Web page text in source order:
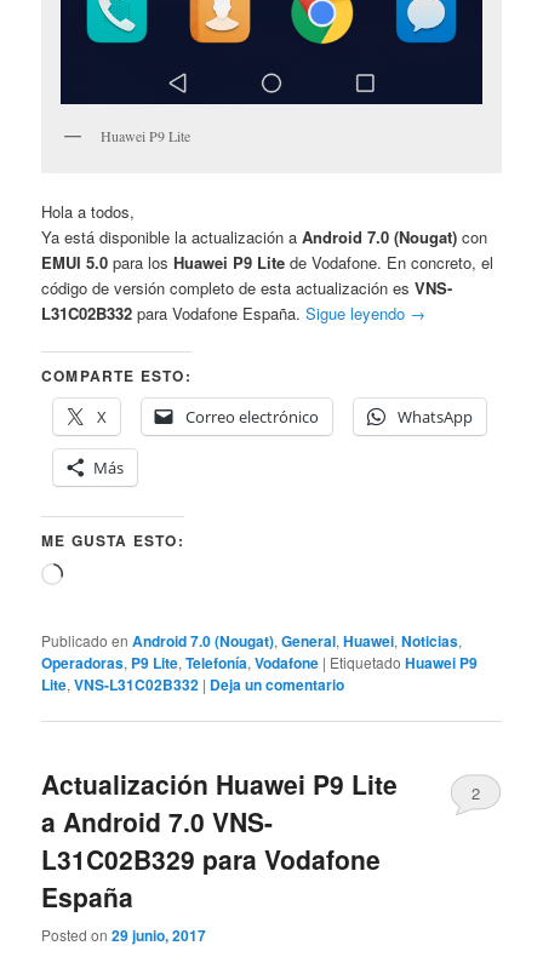
Huawei P9 Lite
Hola a todos,
Ya está disponible la actualización aAndroid 7.0 (Nougat)con
EMUI 5.0 para losHuawei P9 Litede Vodafone. En concreto, el
código de versión completo de esta actualización esVNS-
L31C02B332 para Vodafone España.Sigue leyendo →
COMPARTE ESTO:
X
Correo electrónico WhatsApp
Más
ME GUSTA ESTO:
Cargando...
Publicado en Android 7.0 (Nougat),General,Huawei,Noticias,
Operadoras, P9 Lite,Telefonía,Vodafone | Etiquetado Huawei P9
Lite,VNS-L31C02B332 | Deja un comentario
Actualización Huawei P9 Lite
a Android 7.0 VNS-
L31C02B329 para Vodafone
España
Posted on29 junio, 2017
2